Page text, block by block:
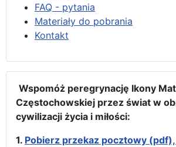
FAQ - pytania
Materiały do pobrania
Kontakt
Wspomóż peregrynację Ikony
Częstochowskiej przez świat w
cywilizacji życia i miłości:
1. Pobierz przekaz pocztowy